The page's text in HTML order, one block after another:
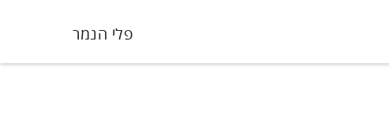
פלי הנמר